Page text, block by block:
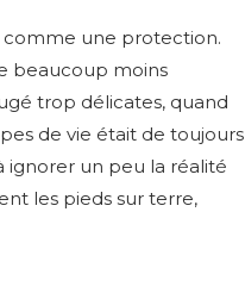
comme une protection.
beaucoup moins
trop délicates, quand
de vie était de toujours
ignorer un peu la réalité
les pieds sur terre,